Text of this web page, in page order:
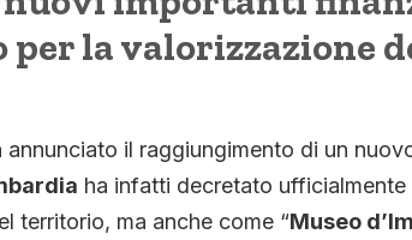
la valorizzazione
annunciato il raggiungimento di un
ha infatti decretato
territorio, ma anche come “Museo